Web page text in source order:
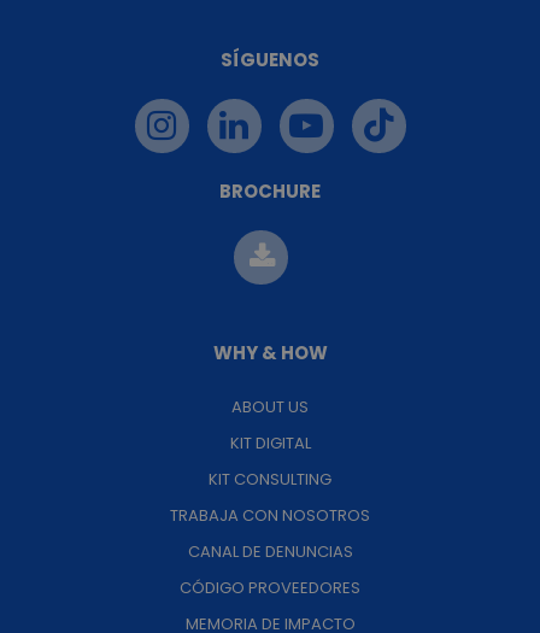
SÍGUENOS
BROCHURE
WHY & HOW
ABOUT US
KIT DIGITAL
KIT CONSULTING
TRABAJA CON NOSOTROS
CANAL DE DENUNCIAS
CÓDIGO PROVEEDORES
MEMORIA DE IMPACTO